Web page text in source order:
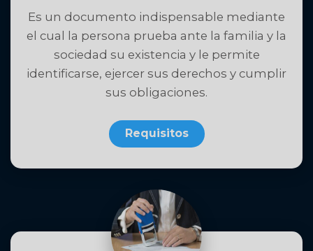
Es un documento indispensable mediante
el cual la persona prueba ante la familia y la
sociedad su existencia y le permite
identificarse, ejercer sus derechos y cumplir
sus obligaciones.
Requisitos